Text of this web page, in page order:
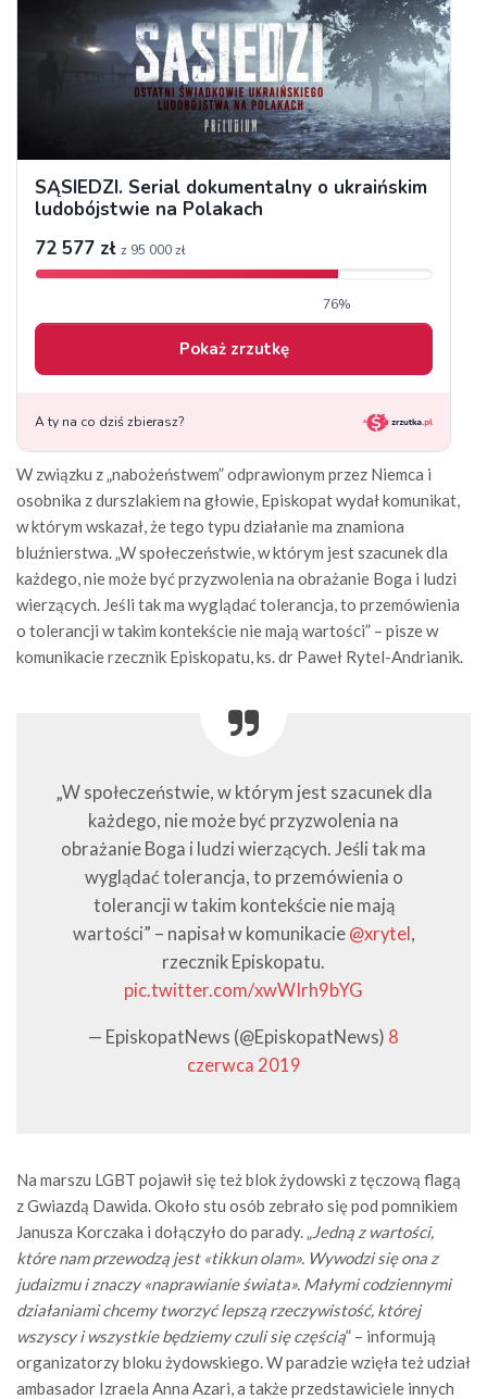
W związku z „nabożeństwem” odprawionym przez Niemca i
osobnika z durszlakiem na głowie, Episkopat wydał komunikat,
w którym wskazał, że tego typu działanie ma znamiona
bluźnierstwa. „W społeczeństwie, w którym jest szacunek dla
każdego, nie może być przyzwolenia na obrażanie Boga i ludzi
wierzących. Jeśli tak ma wyglądać tolerancja, to przemówienia
o tolerancji w takim kontekście nie mają wartości” – pisze w
komunikacie rzecznik Episkopatu, ks. dr Paweł Rytel-Andrianik.
„W społeczeństwie, w którym jest szacunek dla
każdego, nie może być przyzwolenia na
obrażanie Boga i ludzi wierzących. Jeśli tak ma
wyglądać tolerancja, to przemówienia o
tolerancji w takim kontekście nie mają
wartości” – napisał w komunikacie @xrytel ,
rzecznik Episkopatu.
pic.twitter.com/xwWIrh9bYG
— EpiskopatNews (@EpiskopatNews) 8
czerwca 2019
Na marszu LGBT pojawił się też blok żydowski z tęczową flagą
z Gwiazdą Dawida. Około stu osób zebrało się pod pomnikiem
Janusza Korczaka i dołączyło do parady. „Jedną z wartości,
które nam przewodzą jest «tikkun olam». Wywodzi się ona z
judaizmu i znaczy «naprawianie świata». Małymi codziennymi
działaniami chcemy tworzyć lepszą rzeczywistość, której
wszyscy i wszystkie będziemy czuli się częścią” – informują
organizatorzy bloku żydowskiego. W paradzie wzięła też udział
ambasador Izraela Anna Azari, a także przedstawiciele innych